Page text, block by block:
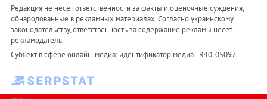
Редакция не несет ответственности за факты и оценочные суждения,
обнародованные в рекламных материалах. Согласно украинскому
законодательству, ответственность за содержание рекламы несет
рекламодатель.
Субъект в сфере онлайн-медиа; идентификатор медиа - R40-05097